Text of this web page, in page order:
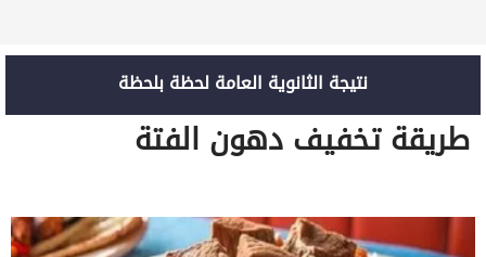
نتيجة الثانوية العامة لحظة بلحظة
طريقة تخفيف دهون الفتة